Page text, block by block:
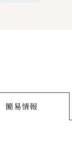
簡易情報